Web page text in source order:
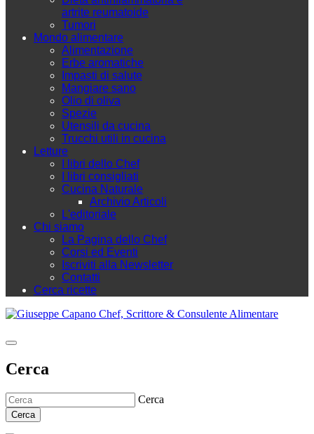
artrite reumatoide
Tumori
Mondo alimentare
Alimentazione
Erbe aromatiche
Impasti di salute
Mangiare sano
Olio di oliva
Spezie
Utensili da cucina
Trucchi utili in cucina
Letture
I libri dello Chef
I libri consigliati
Cucina Naturale
Archivio Articoli
L'editoriale
Chi siamo
La Pagina dello Chef
Corsi ed Eventi
Iscriviti alla Newsletter
Contatti
Cerca ricette
Cerca
Cerca
Cerca